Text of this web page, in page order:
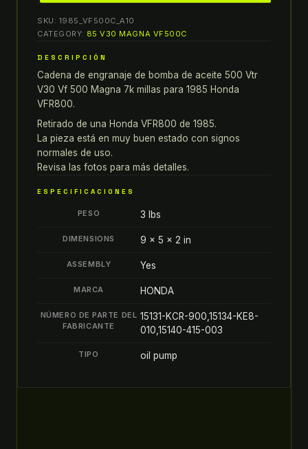
vtr
VF
500
magna
CADENA
DE
ENGRENAGE
DE
DE
MILES
quantity
SKU: 1985_VF500C_A10
CATEGORY: 85 V30 MAGNA VF500C
DESCRIPCIÓN
Cadena de engranaje de bomba de aceite 500 Vtr
V30 Vf 500 Magna 7k millas para 1985 Honda
VFR800.
Retirado de una Honda VFR800 de 1985.
La pieza está en muy buen estado con signos
normales de uso.
Revisa las fotos para más detalles.
ESPECIFICACIONES
PESO 3 lbs
DIMENSIONS 9 × 5 × 2 in
ASSEMBLY Yes
MARCA HONDA
NÚMERO DE PARTE DEL
FABRICANTE
15131-KCR-900,15134-KE8-
010,15140-415-003
TIPO oil pump